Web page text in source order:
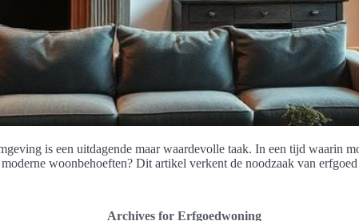
is een uitdagende maar waardevolle taak. In een tijd waarin
woonbehoeften? Dit artikel verkent de noodzaak van
Archives for Erfgoedwoning